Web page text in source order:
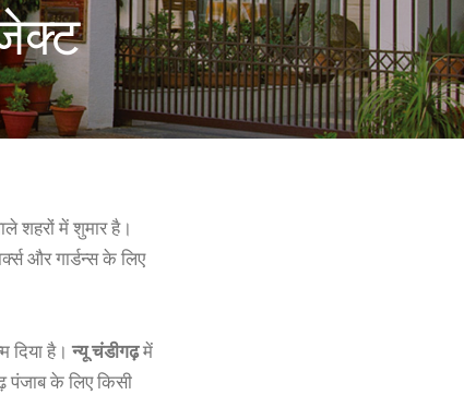
शहरों में शुमार है।
और गार्डन्स के लिए
दिया है।न्यू चंडीगढ़में
पंजाब के लिए किसी